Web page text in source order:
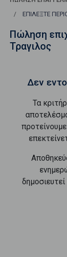
ΕΠΙΛΈΞΤΕ
Πώληση
Τραγιλος
Δεν
Τα